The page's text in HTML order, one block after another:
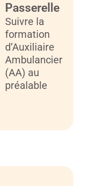
Passerelle
Suivre la
formation
d’Auxiliaire
Ambulancier
(AA) au
préalable